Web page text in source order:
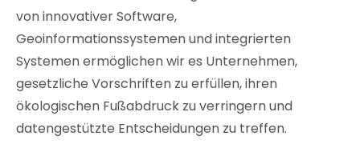
von innovativer Software,
Geoinformationssystemen und integrierten
Systemen ermöglichen wir es Unternehmen,
gesetzliche Vorschriften zu erfüllen, ihren
ökologischen Fußabdruck zu verringern und
datengestützte Entscheidungen zu treffen.